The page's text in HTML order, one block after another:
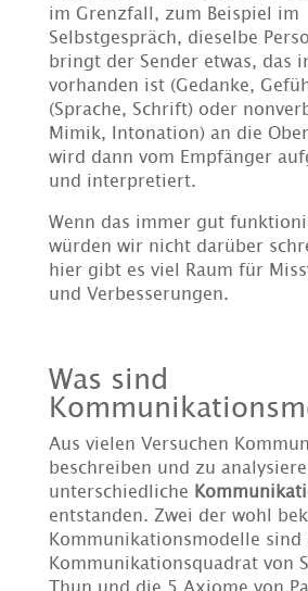
im Grenzfall, zum Beispiel im
Selbstgespräch, dieselbe
bringt der Sender etwas, das
vorhanden ist (Gedanke,
(Sprache, Schrift) oder
Mimik, Intonation) an die
wird dann vom Empfänger
und interpretiert.
Wenn das immer gut
würden wir nicht darüber
hier gibt es viel Raum für
und Verbesserungen.
Was sind
Aus vielen Versuchen
beschreiben und zu
unterschiedliche
entstanden. Zwei der wohl
Kommunikationsmodelle sind
Kommunikationsquadrat von
Thun und die 5 Axiome von